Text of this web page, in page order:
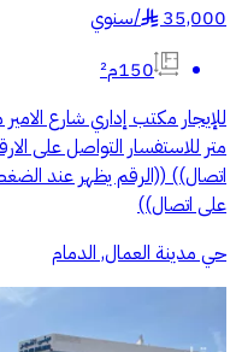
35,000
§
/سنوي
150م²
متر للاستفسار التواصل على
اتصال)) ((الرقم يظهر عند
على اتصال))
حي مدينة العمال, الدمام